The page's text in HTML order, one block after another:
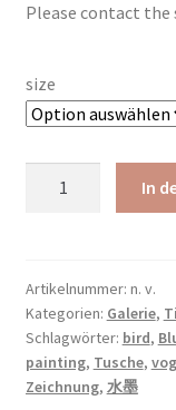
Please contact the
size
japan
Tusche
Malerei
sumi-
e
In
Artikelnummer: n. v.
Kategorien: Galerie,
Schlagwörter: bird,
painting, Tusche,
Zeichnung, 水墨